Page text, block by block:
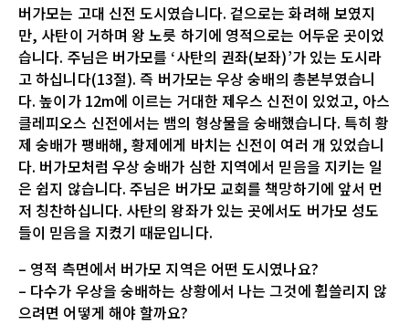
버가모는 고대 신전 도시였습니다. 겉으로는 화려해 보였지
만, 사탄이 거하며 왕 노릇 하기에 영적으로는 어두운 곳이었
습니다. 주님은 버가모를 ‘사탄의 권좌(보좌)’가 있는 도시라
고 하십니다(13절). 즉 버가모는 우상 숭배의 총본부였습니
다. 높이가 12m에 이르는 거대한 제우스 신전이 있었고, 아스
클레피오스 신전에서는 뱀의 형상물을 숭배했습니다. 특히 황
제 숭배가 팽배해, 황제에게 바치는 신전이 여러 개 있었습니
다. 버가모처럼 우상 숭배가 심한 지역에서 믿음을 지키는 일
은 쉽지 않습니다. 주님은 버가모 교회를 책망하기에 앞서 먼
저 칭찬하십니다. 사탄의 왕좌가 있는 곳에서도 버가모 성도
들이 믿음을 지켰기 때문입니다.
– 영적 측면에서 버가모 지역은 어떤 도시였나요?
– 다수가 우상을 숭배하는 상황에서 나는 그것에 휩쓸리지 않
으려면 어떻게 해야 할까요?